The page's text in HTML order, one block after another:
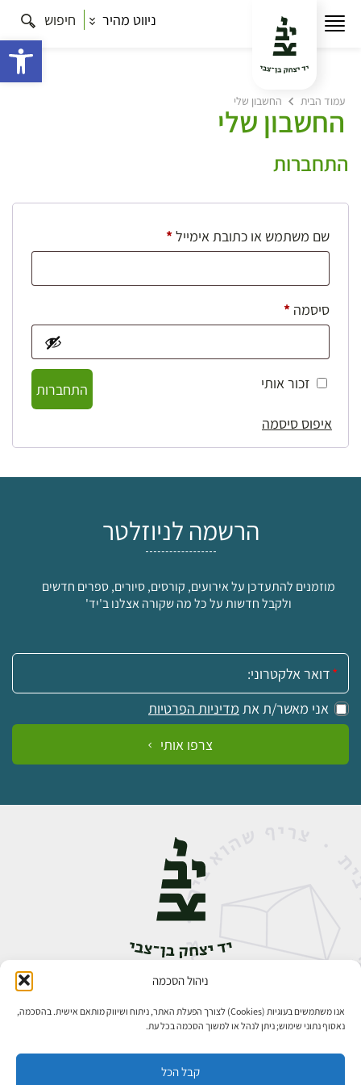
ניהול הסכמה
אנו משתמשים בעוגיות (Cookies) לצורך הפעלת האתר, ניתוח ושיווק מותאם אישית. בהסכמה,
נאסוף נתוני שימוש; ניתן לנהל או למשוך הסכמה בכל עת.
קבל הכל
ניווט מהיר חיפוש
עמוד הבית החשבון שלי
החשבון שלי
התחברות
שם משתמש או כתובת אימייל*חובה
סיסמה *חובה
זכור אותי
התחברות
איפוס סיסמה
הרשמה לניוזלטר
מוזמנים להתעדכן על אירועים, קורסים, סיורים, ספרים חדשים
ולקבל חדשות על כל מה שקורה אצלנו ב'יד'
אימייל:
אני מאשר/ת את מדיניות הפרטיות
צרפו אותי
אבן גבירול 14, רחביה, ירושלים